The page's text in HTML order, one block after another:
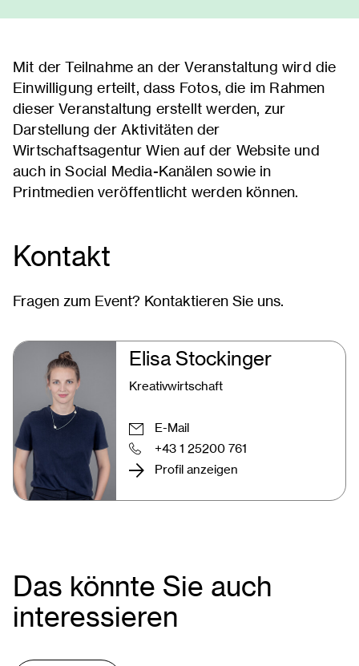
Mit der Teilnahme an der Veranstaltung wird die
Einwilligung erteilt, dass Fotos, die im Rahmen
dieser Veranstaltung erstellt werden, zur
Darstellung der Aktivitäten der
Wirtschaftsagentur Wien auf der Website und
auch in Social Media-Kanälen sowie in
Printmedien veröffentlicht werden können.
Kontakt
Fragen zum Event? Kontaktieren Sie uns.
Elisa Stockinger
Kreativwirtschaft
E-Mail
+43 1 25200 761
Profil anzeigen
Das könnte Sie auch
interessieren